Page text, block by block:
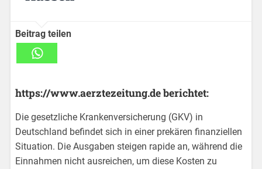
Beitrag teilen
https://www.aerztezeitung.de berichtet:
Die gesetzliche Krankenversicherung (GKV) in
Deutschland befindet sich in einer prekären finanziellen
Situation. Die Ausgaben steigen rapide an, während die
Einnahmen nicht ausreichen, um diese Kosten zu